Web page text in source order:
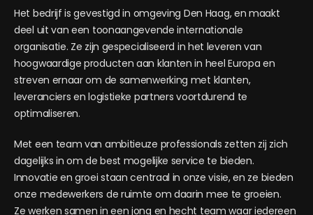
Het bedrijf is gevestigd in omgeving Den Haag, en maakt
deel uit van een toonaangevende internationale
organisatie. Ze zijn gespecialiseerd in het leveren van
hoogwaardige producten aan klanten in heel Europa en
streven ernaar om de samenwerking met klanten,
leveranciers en logistieke partners voortdurend te
optimaliseren.
Met een team van ambitieuze professionals zetten zij zich
dagelijks in om de best mogelijke service te bieden.
Innovatie en groei staan centraal in onze visie, en ze bieden
onze medewerkers de ruimte om daarin mee te groeien.
Ze werken samen in een jong en hecht team waar iedereen